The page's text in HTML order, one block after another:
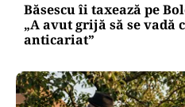
Băsescu îi taxează pe
„A avut grijă să se vadă
anticariat”